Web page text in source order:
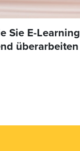
Sie E-Learning
überarbeiten